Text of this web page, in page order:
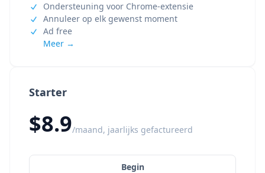
Starter
$8.9/maand, jaarlijks gefactureerd
Begin
Ondersteuning voor Chrome-extensie
Annuleer op elk gewenst moment
Ad free
Meer →